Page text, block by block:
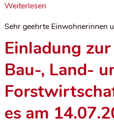
Weiterlesen
Sehr geehrte Einwohnerinnen
Einladung
Bau-, Land-
es am